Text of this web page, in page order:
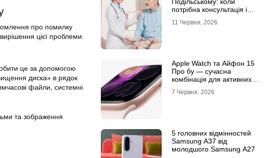
про помилку
цієї проблеми.
це за допомогою
диска» в рядок
файли, системні
та зображення
потрібна консультація і
обстеження?
11 Червня, 2026
Apple Watch та Айфон 15
Про бу — сучасна
комбінація для активних
7 Червня, 2026
5 головних відмінностей
Samsung A37 від
молодшого Samsung A27